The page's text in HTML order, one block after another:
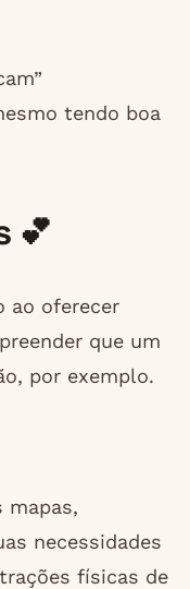
tendo boa
💕
ao oferecer
que um
por exemplo.
mapas,
necessidades
físicas de